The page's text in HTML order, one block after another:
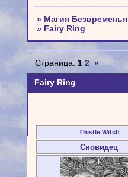
» Магия Безвременья
» Fairy Ring
Fairy Ring
Страница: 1 2 »
Thistle Witch
Сновидец